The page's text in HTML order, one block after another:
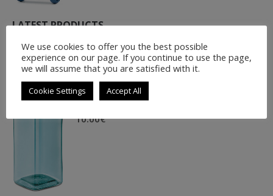
LATEST PRODUCTS
POLIT BIDON BOTTLE
10.00€
We use cookies to offer you the best possible
experience on our page. If you continue to use the page,
we will assume that you are satisfied with it.
Cookie Settings Accept All